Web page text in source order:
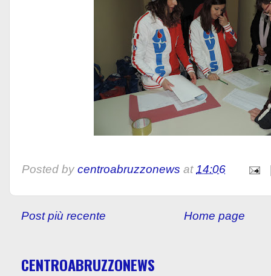
Posted by centroabruzzonews at14:06
Post più recente Home page
CENTROABRUZZONEWS